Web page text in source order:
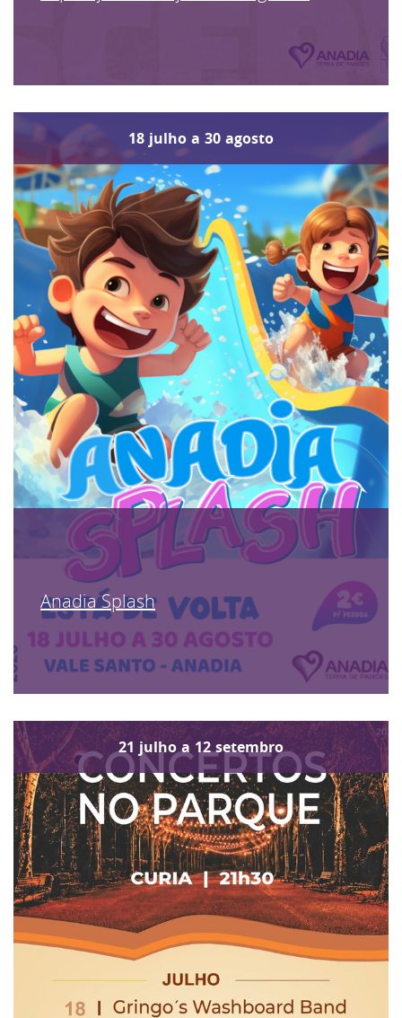
18 julho a 30 agosto
Anadia Splash
21 julho a 12 setembro